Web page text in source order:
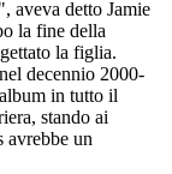
aveva detto Jamie
la fine della
la figlia.
decennio 2000-
in tutto il
stando ai
un